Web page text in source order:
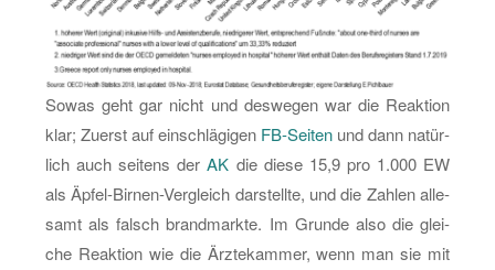
Sowas geht gar nicht und des­we­gen war die Re­ak­ti­on
klar; Zu­erst auf ein­schlä­gi­gen FB-Sei­ten und dann na­tür­
lich auch sei­tens derAK die diese 15,9 pro 1.000 EW
als Äp­fel-Bir­nen-Ver­gleich dar­stell­te, und die Zah­len al­le­
samt als falsch brand­mark­te. Im Grun­de also die glei­
che Re­ak­ti­on wie die Ärz­te­kam­mer, wenn man sie mit